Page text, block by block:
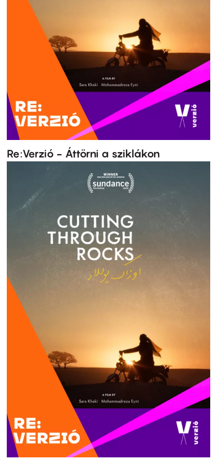
Re:Verzió - Áttörni a sziklákon